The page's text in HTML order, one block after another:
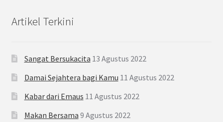
Artikel Terkini
Sangat Bersukacita 13 Agustus 2022
Damai Sejahtera bagi Kamu 11 Agustus 2022
Kabar dari Emaus 11 Agustus 2022
Makan Bersama 9 Agustus 2022